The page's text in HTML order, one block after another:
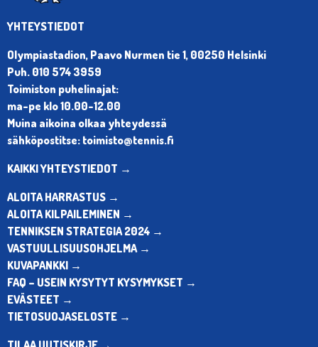
YHTEYSTIEDOT
Olympiastadion, Paavo Nurmen tie 1, 00250 Helsinki
Puh. 010 574 3959
Toimiston puhelinajat:
ma-pe klo 10.00-12.00
Muina aikoina olkaa yhteydessä
sähköpostitse: toimisto@tennis.fi
KAIKKI YHTEYSTIEDOT →
ALOITA HARRASTUS →
ALOITA KILPAILEMINEN →
TENNIKSEN STRATEGIA 2024 →
VASTUULLISUUSOHJELMA →
KUVAPANKKI →
FAQ – USEIN KYSYTYT KYSYMYKSET →
EVÄSTEET →
TIETOSUOJASELOSTE →